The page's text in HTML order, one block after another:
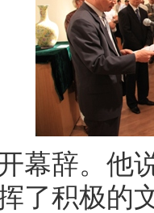
辞。他说
了积极的